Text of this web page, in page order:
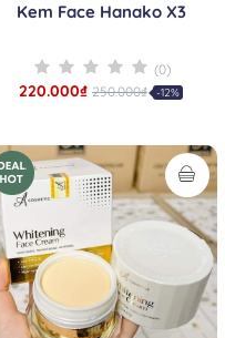
Kem Face Hanako X3
(0)
220.000₫ 250.000₫ -12%